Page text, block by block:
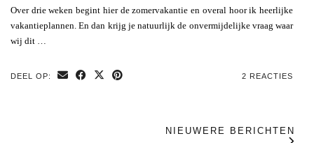
Over drie weken begint hier de zomervakantie en overal hoor ik heerlijke
vakantieplannen. En dan krijg je natuurlijk de onvermijdelijke vraag waar
wij dit …
DEEL OP: 2 REACTIES
NIEUWERE BERICHTEN